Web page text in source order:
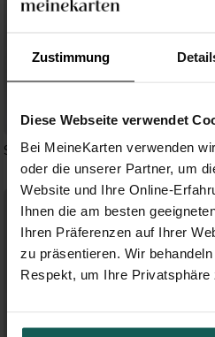
Zustimmung
Diese Webseite verwendet
Bei MeineKarten verwenden
oder die unserer Partner, um
Website und Ihre Online-
Ihnen die am besten
Ihren Präferenzen auf Ihrer
zu präsentieren. Wir
Respekt, um Ihre Privatsphäre
Symbolisch